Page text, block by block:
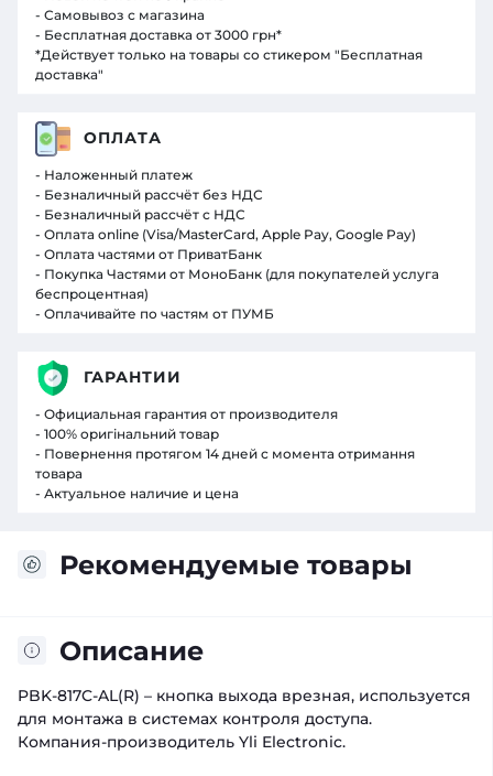
Рекомендуемые товары
Описание
PBK-817C-AL(R) – кнопка выхода врезная, используется
для монтажа в системах контроля доступа.
Компания-производитель Yli Electronic.
- Самовывоз с магазина
- Бесплатная доставка от 3000 грн*
*Действует только на товары со стикером "Бесплатная
доставка"
ОПЛАТА
- Наложенный платеж
- Безналичный рассчёт без НДС
- Безналичный рассчёт с НДС
- Оплата online (Visa/MasterCard, Apple Pay, Google Pay)
- Оплата частями от ПриватБанк
- Покупка Частями от МоноБанк (для покупателей услуга
беспроцентная)
- Оплачивайте по частям от ПУМБ
ГАРАНТИИ
- Официальная гарантия от производителя
- 100% оригінальний товар
- Повернення протягом 14 дней с момента отримання
товара
- Актуальное наличие и цена